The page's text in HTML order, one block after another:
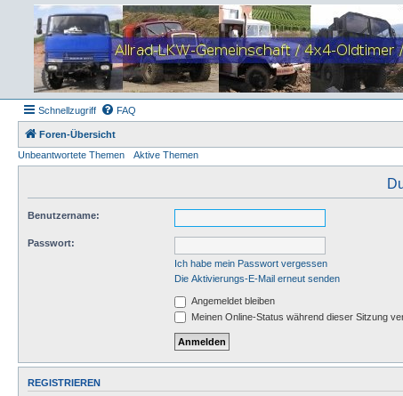
Schnellzugriff FAQ
Foren-Übersicht
Unbeantwortete Themen
Aktive Themen
Benutzername:
Passwort:
Ich habe mein Passwort vergessen
Die Aktivierungs-E-Mail erneut senden
Angemeldet bleiben
Meinen Online-Status während dieser Sitzung
REGISTRIEREN